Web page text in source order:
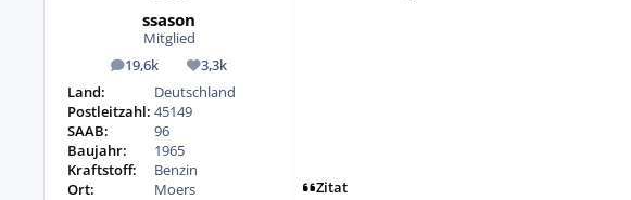
ssason
Mitglied
19,6k
Beiträge 3,3k
Reputation
Land:
Deutschland
Postleitzahl: 45149
SAAB:
96
Baujahr:
1965
Kraftstoff:
Benzin
Ort:
Moers Zitat